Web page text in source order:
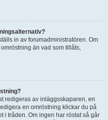
in av forumadministratören. Om
än vad som tillåts,
redigeras av inläggsskaparen, en
en omröstning klickar du på
i tråden. Om ingen har röstat så går